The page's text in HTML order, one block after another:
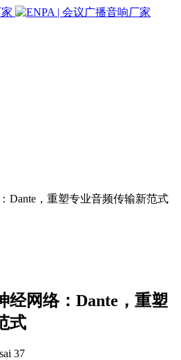
Dante，重塑专业音频传输新范式
经网络：Dante，重塑
式
37